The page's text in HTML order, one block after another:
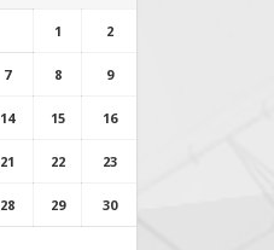
1 2
7 8 9
14 15 16
21 22 23
28 29 30